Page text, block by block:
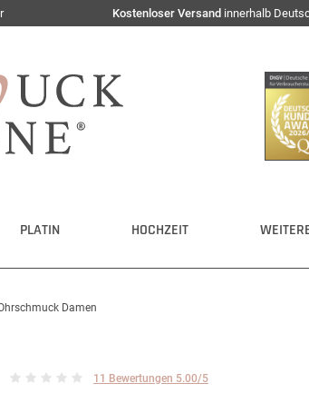
Kostenloser Versand innerhalb
PLATIN HOCHZEIT
Damen
11 Bewertungen 5.00/5